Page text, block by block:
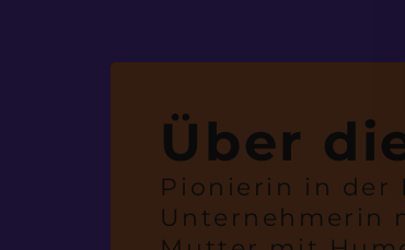
Über
Pionierin in der
Unternehmerin